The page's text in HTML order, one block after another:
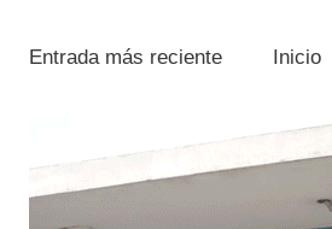
Entrada más reciente Inicio